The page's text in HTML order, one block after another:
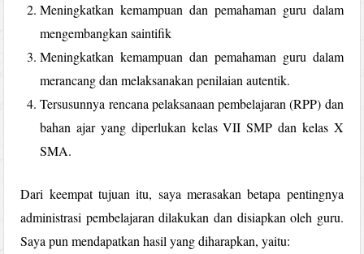
Meningkatkan kemampuan dan pemahaman guru dalam
mengembangkan saintifik
Meningkatkan kemampuan dan pemahaman guru dalam
merancang dan melaksanakan penilaian autentik.
Tersusunnya rencana pelaksanaan pembelajaran (RPP) dan
bahan ajar yang diperlukan kelas VII SMP dan kelas X
SMA.
Dari keempat tujuan itu, saya merasakan betapa pentingnya
administrasi pembelajaran dilakukan dan disiapkan oleh guru.
Saya pun mendapatkan hasil yang diharapkan, yaitu: